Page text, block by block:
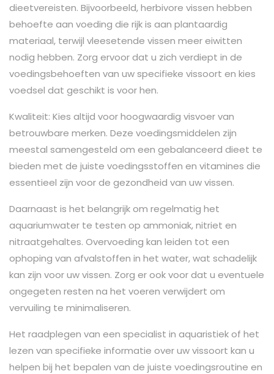
dieetvereisten. Bijvoorbeeld, herbivore vissen hebben
behoefte aan voeding die rijk is aan plantaardig
materiaal, terwijl vleesetende vissen meer eiwitten
nodig hebben. Zorg ervoor dat u zich verdiept in de
voedingsbehoeften van uw specifieke vissoort en kies
voedsel dat geschikt is voor hen.
Kwaliteit: Kies altijd voor hoogwaardig visvoer van
betrouwbare merken. Deze voedingsmiddelen zijn
meestal samengesteld om een ​​gebalanceerd dieet te
bieden met de juiste voedingsstoffen en vitamines die
essentieel zijn voor de gezondheid van uw vissen.
Daarnaast is het belangrijk om regelmatig het
aquariumwater te testen op ammoniak, nitriet en
nitraatgehaltes. Overvoeding kan leiden tot een
ophoping van afvalstoffen in het water, wat schadelijk
kan zijn voor uw vissen. Zorg er ook voor dat u eventuele
ongegeten resten na het voeren verwijdert om
vervuiling te minimaliseren.
Het raadplegen van een specialist in aquaristiek of het
lezen van specifieke informatie over uw vissoort kan u
helpen bij het bepalen van de juiste voedingsroutine en